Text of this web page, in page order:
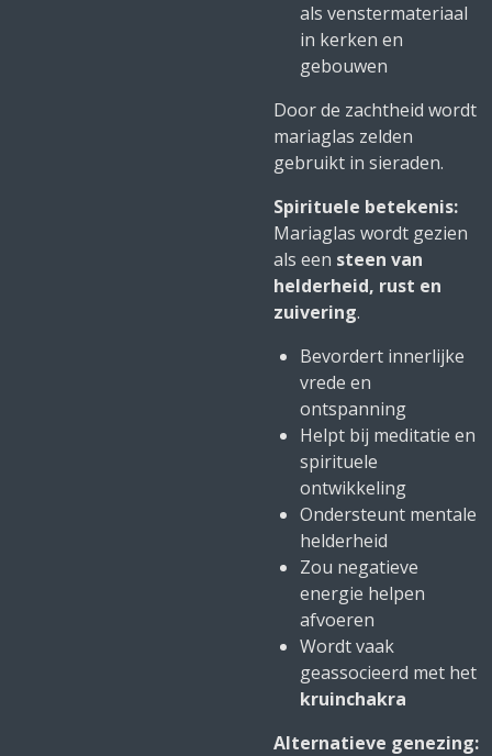
als venstermateriaal
in kerken en
gebouwen
Door de zachtheid wordt
mariaglas zelden
gebruikt in sieraden.
Spirituele betekenis:
Mariaglas wordt gezien
als een steen van
helderheid, rust en
zuivering.
Bevordert innerlijke
vrede en
ontspanning
Helpt bij meditatie en
spirituele
ontwikkeling
Ondersteunt mentale
helderheid
Zou negatieve
energie helpen
afvoeren
Wordt vaak
geassocieerd met het
kruinchakra
Alternatieve genezing: